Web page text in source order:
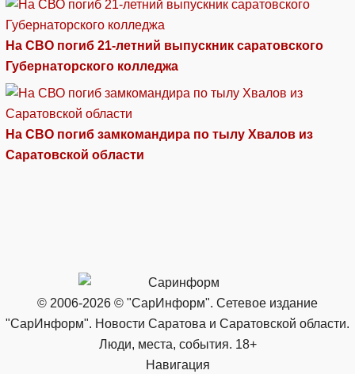
На СВО погиб 21-летний выпускник саратовского
Губернаторского колледжа
На СВО погиб замкомандира по тылу Хвалов из
Саратовской области
© 2006-2026 © "СарИнформ". Сетевое издание
"СарИнформ". Новости Саратова и Саратовской области.
Люди, места, события. 18+
Навигация